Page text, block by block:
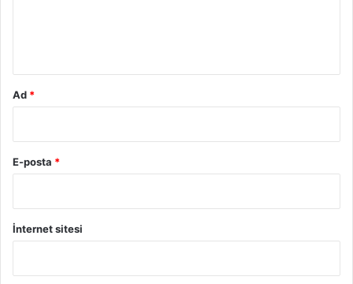
Ad *
E-posta *
İnternet sitesi